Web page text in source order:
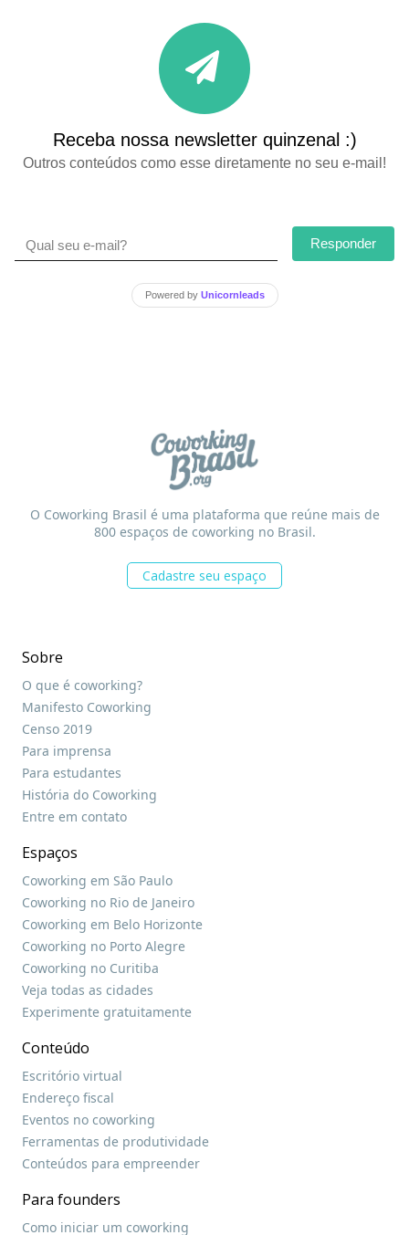
Receba nossa newsletter quinzenal :)
Outros conteúdos como esse diretamente no seu e-mail!
Responder
Powered by Unicornleads
O Coworking Brasil é uma plataforma que reúne mais de
800 espaços de coworking no Brasil.
Cadastre seu espaço
Sobre
O que é coworking?
Manifesto Coworking
Censo 2019
Para imprensa
Para estudantes
História do Coworking
Entre em contato
Espaços
Coworking em São Paulo
Coworking no Rio de Janeiro
Coworking em Belo Horizonte
Coworking no Porto Alegre
Coworking no Curitiba
Veja todas as cidades
Experimente gratuitamente
Conteúdo
Escritório virtual
Endereço fiscal
Eventos no coworking
Ferramentas de produtividade
Conteúdos para empreender
Para founders
Como iniciar um coworking